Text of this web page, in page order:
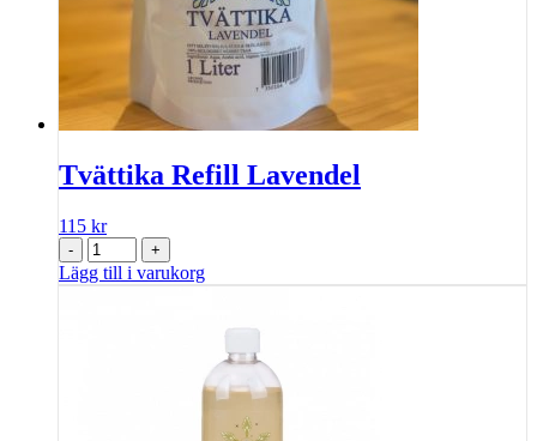
Tvättika Refill Lavendel
115 kr
- +
Lägg till i varukorg